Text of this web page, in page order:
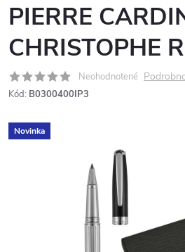
PIERRE
CHRISTOPHE
Neohodnotené
Kód: B0300400IP3
Novinka